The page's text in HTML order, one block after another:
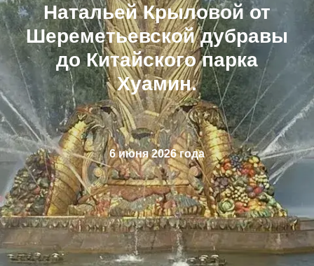
Натальей Крыловой от
Шереметьевской дубравы
до Китайского парка
Хуамин.
6 июня 2026 года